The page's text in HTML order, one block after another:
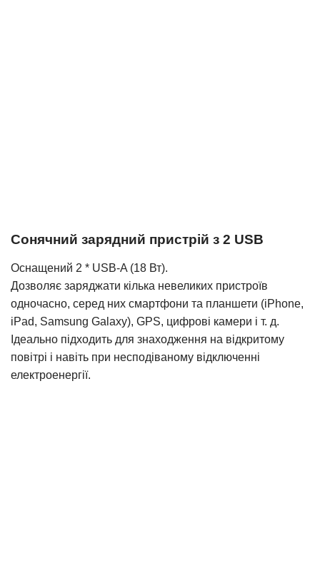
Сонячний зарядний пристрій з 2 USB
Оснащений 2 * USB-A (18 Вт).
Дозволяє заряджати кілька невеликих пристроїв
одночасно, серед них смартфони та планшети (iPhone,
iPad, Samsung Galaxy), GPS, цифрові камери і т. д.
Ідеально підходить для знаходження на відкритому
повітрі і навіть при несподіваному відключенні
електроенергії.